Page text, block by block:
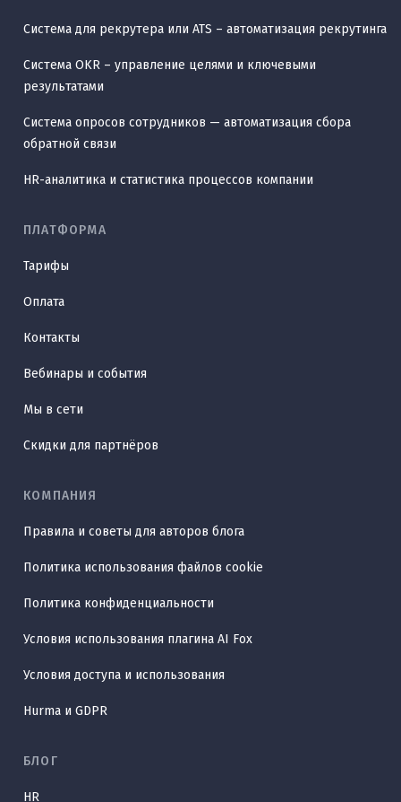
Система для рекрутера или ATS – автоматизация рекрутинга
Система OKR – управление целями и ключевыми
результатами
Система опросов сотрудников — автоматизация сбора
обратной связи
HR-аналитика и статистика процессов компании
ПЛАТФОРМА
Тарифы
Оплата
Контакты
Вебинары и события
Мы в сети
Скидки для партнёров
КОМПАНИЯ
Правила и советы для авторов блога
Политика использования файлов cookie
Политика конфиденциальности
Условия использования плагина AI Fox
Условия доступа и использования
Hurma и GDPR
БЛОГ
HR